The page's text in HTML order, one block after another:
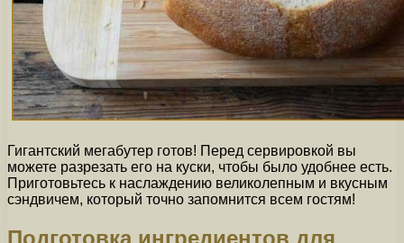
Гигантский мегабутер готов! Перед сервировкой вы
можете разрезать его на куски, чтобы было удобнее есть.
Приготовьтесь к наслаждению великолепным и вкусным
сэндвичем, который точно запомнится всем гостям!
Подготовка ингредиентов для